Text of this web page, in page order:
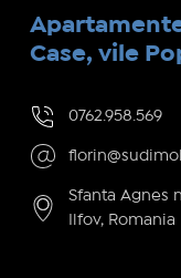
Case, vile
0762.958.569
Sfanta Agnes
Ilfov, Romania